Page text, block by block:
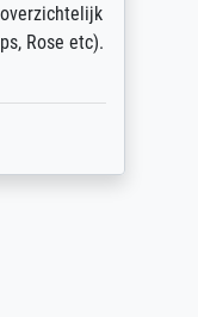
Rose etc).